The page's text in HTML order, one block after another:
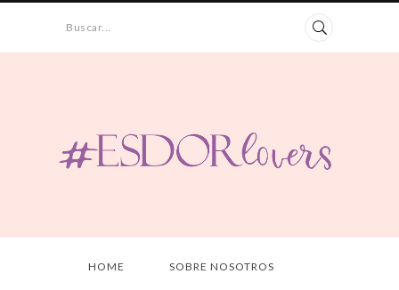
Buscar...
HOME SOBRE NOSOTROS